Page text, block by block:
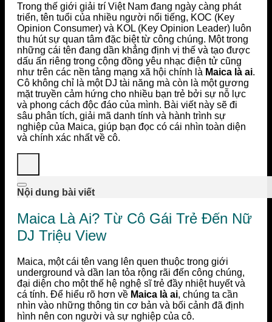
Trong thế giới giải trí Việt Nam đang ngày càng phát
triển, tên tuổi của nhiều người nổi tiếng, KOC (Key
Opinion Consumer) và KOL (Key Opinion Leader) luôn
thu hút sự quan tâm đặc biệt từ công chúng. Một trong
những cái tên đang dần khẳng định vị thế và tạo được
dấu ấn riêng trong cộng đồng yêu nhạc điện tử cũng
như trên các nền tảng mạng xã hội chính là Maica là ai.
Cô không chỉ là một DJ tài năng mà còn là một gương
mặt truyền cảm hứng cho nhiều bạn trẻ bởi sự nỗ lực
và phong cách độc đáo của mình. Bài viết này sẽ đi
sâu phân tích, giải mã danh tính và hành trình sự
nghiệp của Maica, giúp bạn đọc có cái nhìn toàn diện
và chính xác nhất về cô.
Nội dung bài viết
Maica Là Ai? Từ Cô Gái Trẻ Đến Nữ
DJ Triệu View
Maica, một cái tên vang lên quen thuộc trong giới
underground và dần lan tỏa rộng rãi đến công chúng,
đại diện cho một thế hệ nghệ sĩ trẻ đầy nhiệt huyết và
cá tính. Để hiểu rõ hơn về Maica là ai, chúng ta cần
nhìn vào những thông tin cơ bản và bối cảnh đã định
hình nên con người và sự nghiệp của cô.